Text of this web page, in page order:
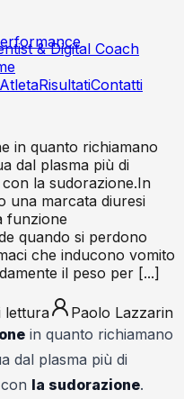
& Digital Coach
RisultatiContatti
in quanto richiamano
dal plasma più di
la sudorazione.In
una marcata diuresi
funzione
quando si perdono
che inducono vomito
il peso per [...]
lettura
Paolo Lazzarin
in quanto richiamano
dal plasma più di
la sudorazione.